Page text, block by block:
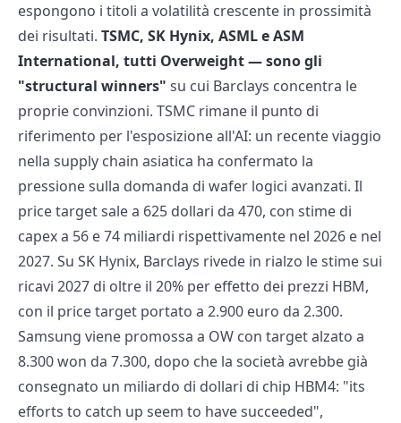
espongono i titoli a volatilità crescente in prossimità
dei risultati. TSMC, SK Hynix, ASML e ASM
International, tutti Overweight — sono gli
"structural winners" su cui Barclays concentra le
proprie convinzioni. TSMC rimane il punto di
riferimento per l'esposizione all'AI: un recente viaggio
nella supply chain asiatica ha confermato la
pressione sulla domanda di wafer logici avanzati. Il
price target sale a 625 dollari da 470, con stime di
capex a 56 e 74 miliardi rispettivamente nel 2026 e nel
2027. Su SK Hynix, Barclays rivede in rialzo le stime sui
ricavi 2027 di oltre il 20% per effetto dei prezzi HBM,
con il price target portato a 2.900 euro da 2.300.
Samsung viene promossa a OW con target alzato a
8.300 won da 7.300, dopo che la società avrebbe già
consegnato un miliardo di dollari di chip HBM4: "its
efforts to catch up seem to have succeeded",